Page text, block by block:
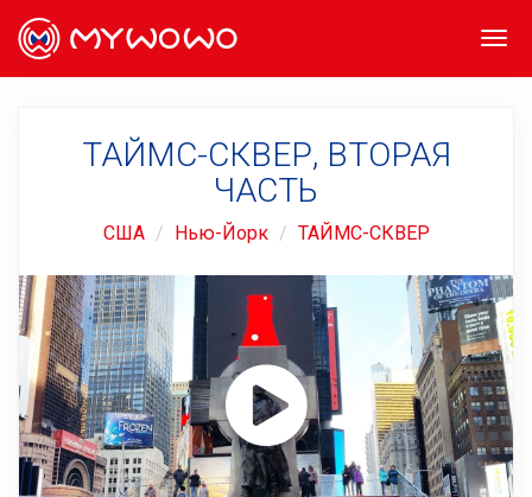
ТАЙМС-СКВЕР, ВТОРАЯ
ЧАСТЬ
США Нью-Йорк ТАЙМС-СКВЕР